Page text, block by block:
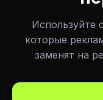
Используйте
которые
заменят на